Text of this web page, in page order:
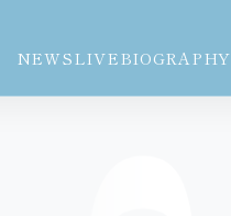
NEWSLIVEBIOGRAPHY